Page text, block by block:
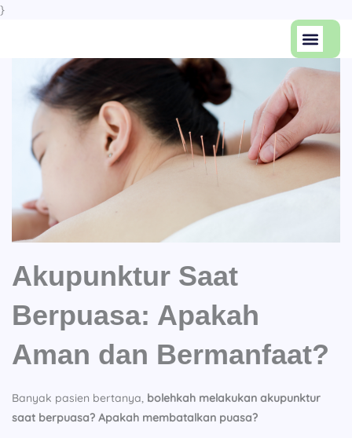
}Skip
Akupunktur Saat
Berpuasa: Apakah
Aman dan Bermanfaat?
Banyak pasien bertanya, bolehkah melakukan akupunktur
saat berpuasa? Apakah membatalkan puasa?